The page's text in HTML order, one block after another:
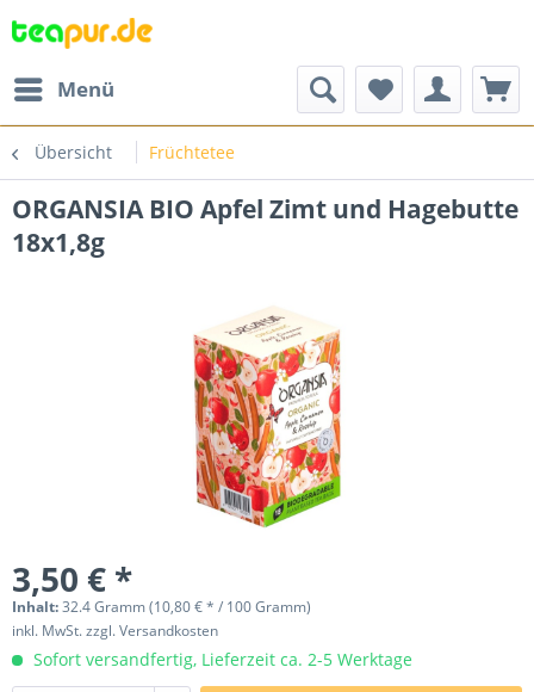
Menü
Übersicht Früchtetee
ORGANSIA BIO Apfel Zimt und Hagebutte
18x1,8g
3,50 € *
Inhalt:32.4 Gramm (10,80 € * / 100 Gramm)
inkl. MwSt.zzgl. Versandkosten
Sofort versandfertig, Lieferzeit ca. 2-5 Werktage